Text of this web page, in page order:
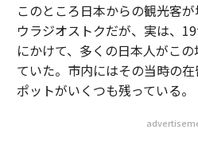
このところ日本からの観光客
ウラジオストクだが、実は、
にかけて、多くの日本人がこ
ていた。市内にはその当時の
ポットがいくつも残っている。